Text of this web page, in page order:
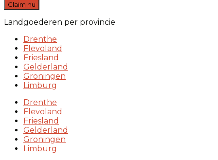
Claim nu
Landgoederen per provincie
Drenthe
Flevoland
Friesland
Gelderland
Groningen
Limburg
Drenthe
Flevoland
Friesland
Gelderland
Groningen
Limburg